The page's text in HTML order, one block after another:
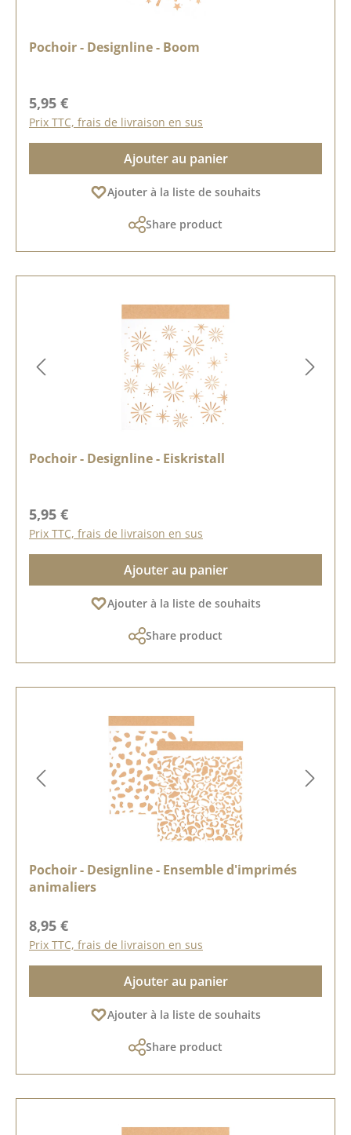
Pochoir - Designline - Boom
Prix régulier :
5,95 €
Prix TTC, frais de livraison en sus
Ajouter au panier
Ajouter à la liste de souhaits
Share product
Pochoir - Designline - Eiskristall
Prix régulier :
5,95 €
Prix TTC, frais de livraison en sus
Ajouter au panier
Ajouter à la liste de souhaits
Share product
Pochoir - Designline - Ensemble d'imprimés
animaliers
Prix régulier :
8,95 €
Prix TTC, frais de livraison en sus
Ajouter au panier
Ajouter à la liste de souhaits
Share product